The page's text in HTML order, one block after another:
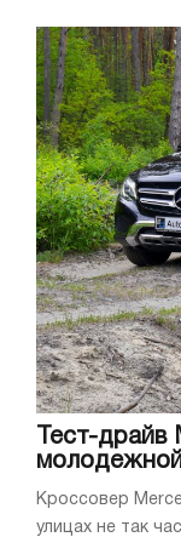
Тест-
Кроссовер
улицах не так